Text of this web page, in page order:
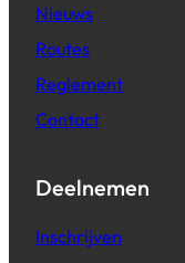
Nieuws
Routes
Reglement
Contact
Deelnemen
Inschrijven